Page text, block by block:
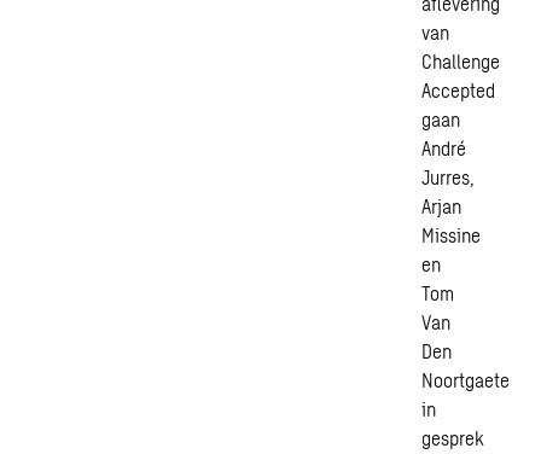
van
Challenge
Accepted
gaan
André
Jurres,
Arjan
Missine
en
Tom
Van
Den
Noortgaete
in
gesprek